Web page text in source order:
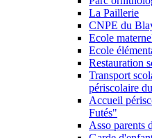
La Paillerie
CNPE du
Ecole
Ecole
Restauration
Transport
périscolaire
Accueil
Futés"
Asso parents